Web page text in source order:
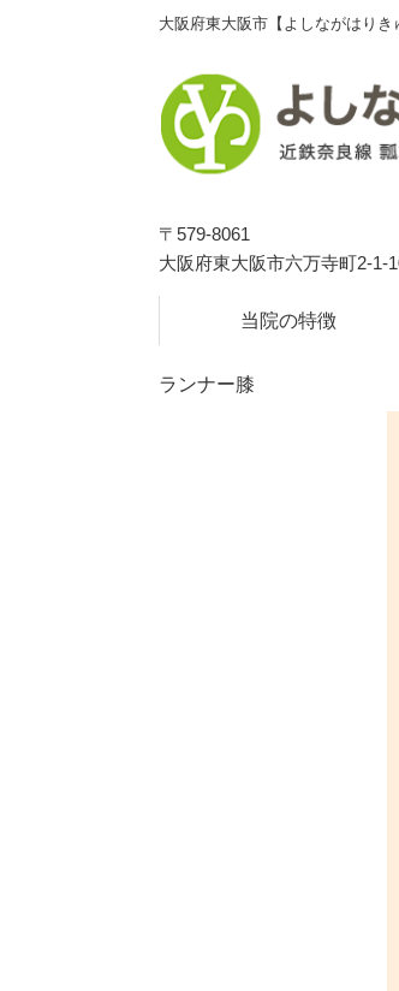
大阪府東大阪市【よしながはりき
〒579-8061
大阪府東大阪市六万寺町2-1-
当院の特徴
ランナー膝
独自
ラン
【国家資格者